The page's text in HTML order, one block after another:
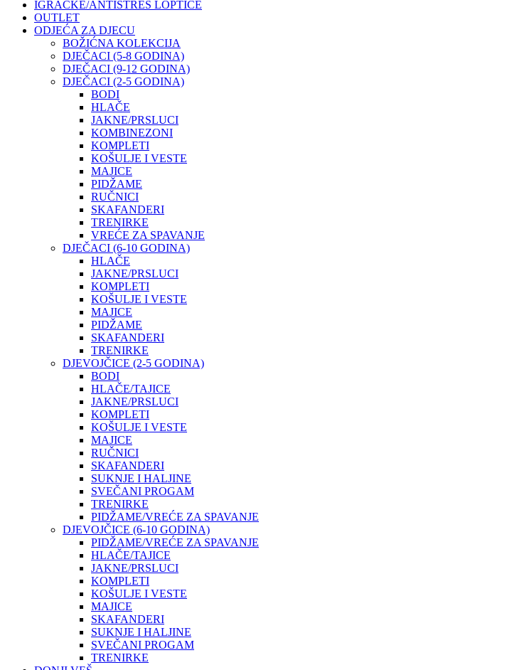
IGRAČKE/ANTISTRES LOPTICE
OUTLET
ODJEĆA ZA DJECU
BOŽIĆNA KOLEKCIJA
DJEČACI (5-8 GODINA)
DJEČACI (9-12 GODINA)
DJEČACI (2-5 GODINA)
BODI
HLAČE
JAKNE/PRSLUCI
KOMBINEZONI
KOMPLETI
KOŠULJE I VESTE
MAJICE
PIDŽAME
RUČNICI
SKAFANDERI
TRENIRKE
VREĆE ZA SPAVANJE
DJEČACI (6-10 GODINA)
HLAČE
JAKNE/PRSLUCI
KOMPLETI
KOŠULJE I VESTE
MAJICE
PIDŽAME
SKAFANDERI
TRENIRKE
DJEVOJČICE (2-5 GODINA)
BODI
HLAČE/TAJICE
JAKNE/PRSLUCI
KOMPLETI
KOŠULJE I VESTE
MAJICE
RUČNICI
SKAFANDERI
SUKNJE I HALJINE
SVEČANI PROGAM
TRENIRKE
PIDŽAME/VREĆE ZA SPAVANJE
DJEVOJČICE (6-10 GODINA)
PIDŽAME/VREĆE ZA SPAVANJE
HLAČE/TAJICE
JAKNE/PRSLUCI
KOMPLETI
KOŠULJE I VESTE
MAJICE
SKAFANDERI
SUKNJE I HALJINE
SVEČANI PROGAM
TRENIRKE